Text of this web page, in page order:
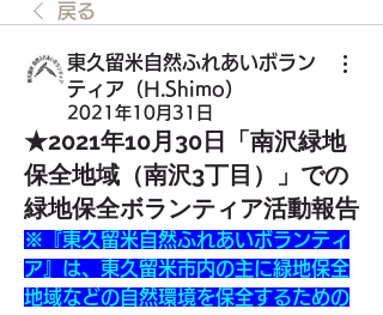
戻る
東久留米自然ふれあいボラン
ティア（H.Shimo）
2021年10月31日
★2021年10月30日「南沢緑地
保全地域（南沢3丁目）」での
緑地保全ボランティア活動報告
※『東久留米自然ふれあいボランティ
ア』は、東久留米市内の主に緑地保全
地域などの自然環境を保全するための